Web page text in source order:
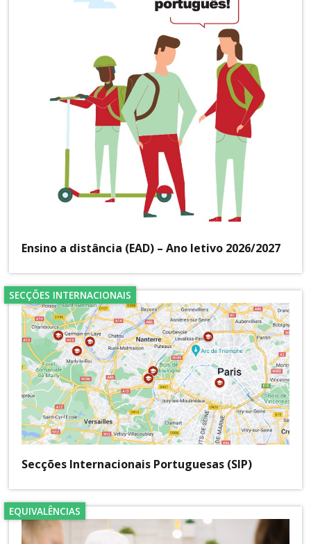
Ensino a distância (EAD) – Ano letivo 2026/2027
SECÇÕES INTERNACIONAIS
Secções Internacionais Portuguesas (SIP)
EQUIVALÊNCIAS